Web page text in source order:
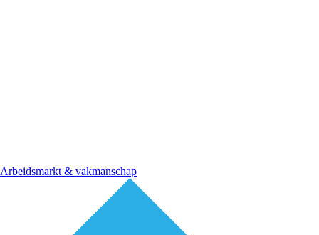
Arbeidsmarkt & vakmanschap